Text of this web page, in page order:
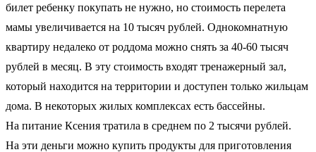
билет ребенку покупать не нужно, но стоимость перелета
мамы увеличивается на 10 тысяч рублей. Однокомнатную
квартиру недалеко от роддома можно снять за 40-60 тысяч
рублей в месяц. В эту стоимость входят тренажерный зал,
который находится на территории и доступен только жильцам
дома. В некоторых жилых комплексах есть бассейны.
На питание Ксения тратила в среднем по 2 тысячи рублей.
На эти деньги можно купить продукты для приготовления